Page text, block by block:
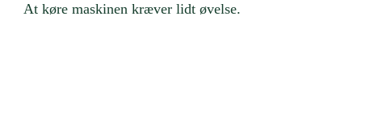
At køre maskinen kræver lidt øvelse.